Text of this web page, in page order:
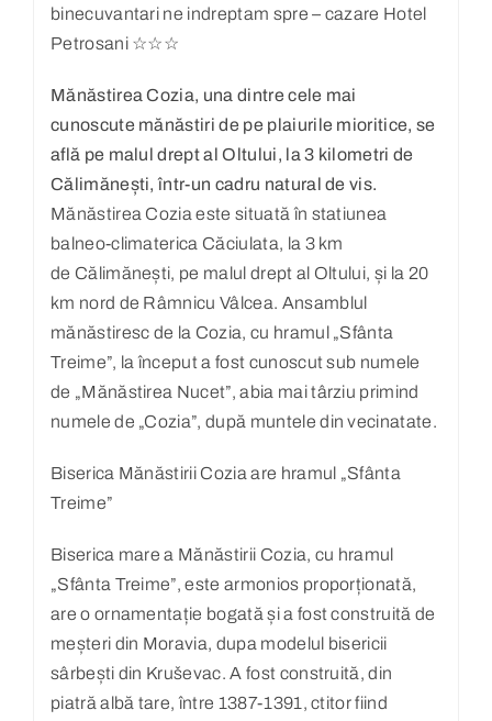
binecuvantari ne indreptam spre – cazare Hotel
Petrosani ☆☆☆
Mănăstirea Cozia, una dintre cele mai
cunoscute mănăstiri de pe plaiurile mioritice, se
află pe malul drept al Oltului, la 3 kilometri de
Călimănești, într-un cadru natural de vis.
Mănăstirea Cozia este situată în statiunea
balneo-climaterica Căciulata, la 3 km
de Călimănești, pe malul drept al Oltului, și la 20
km nord de Râmnicu Vâlcea. Ansamblul
mănăstiresc de la Cozia, cu hramul „Sfânta
Treime”, la început a fost cunoscut sub numele
de „Mănăstirea Nucet”, abia mai târziu primind
numele de „Cozia”, după muntele din vecinatate.
Biserica Mănăstirii Cozia are hramul „Sfânta
Treime”
Biserica mare a Mănăstirii Cozia, cu hramul
„Sfânta Treime”, este armonios proporționată,
are o ornamentație bogată și a fost construită de
meșteri din Moravia, dupa modelul bisericii
sârbești din Kruševac. A fost construită, din
piatră albă tare, între 1387-1391, ctitor fiind